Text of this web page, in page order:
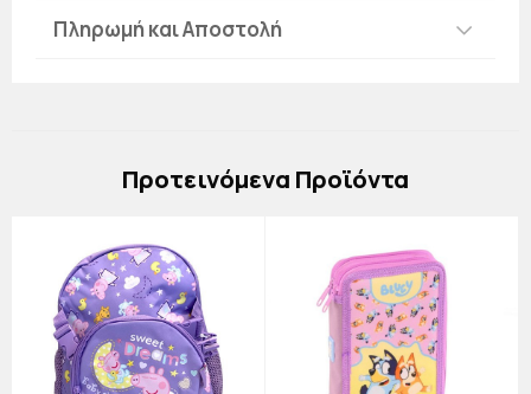
Πληρωμή και Αποστολή
Πρoτεινόμενα Προϊόντα